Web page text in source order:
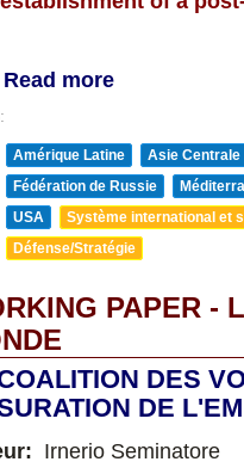
Read more
Amérique Latine
Asie Centrale
Fédération de Russie
USA
Système international et
Défense/Stratégie
PAPER -
DES
DE
Irnerio Seminatore